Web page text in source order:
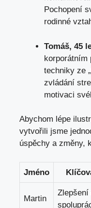
Pochopení
rodinné
Tomáš, 45
korporátním
techniky ze
zvládání
motivaci
Abychom lépe
vytvořili jsme
úspěchy a změny,
Jméno
Martin
Zlepšení